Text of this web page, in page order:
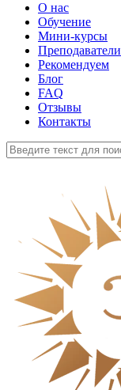
О нас
Обучение
Мини-курсы
Преподаватели
Рекомендуем
Блог
FAQ
Отзывы
Контакты